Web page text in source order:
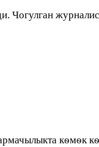
Чогулган
кѳмѳк